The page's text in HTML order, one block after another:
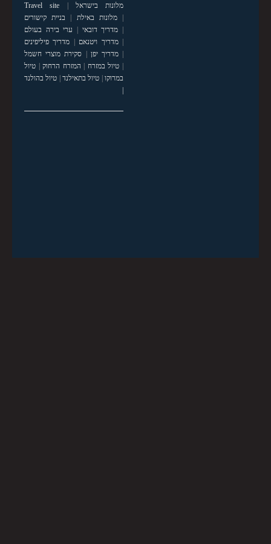
מלונות בישראל |
Travel site
|מלונות באילת | בניית קישורים
| מדריך דובאי | ערי בירה בעולם
|מדריך ויטנאם | מדריך פיליפינים
|מדריך יפן | סקירת מוצרי חשמל
| טיול במזרח | המזרח הרחוק| טיול
במרוקו| טיול בתאילנד| טיול בהולנד
|